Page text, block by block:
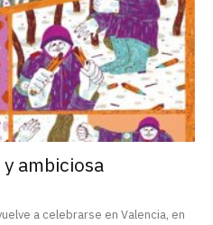
ambiciosa
a celebrarse en Valencia, en